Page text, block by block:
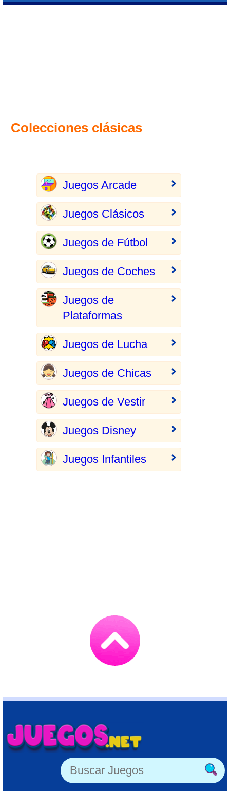
Colecciones clásicas
Juegos Arcade
Juegos Clásicos
Juegos de Fútbol
Juegos de Coches
Juegos de
Plataformas
Juegos de Lucha
Juegos de Chicas
Juegos de Vestir
Juegos Disney
Juegos Infantiles